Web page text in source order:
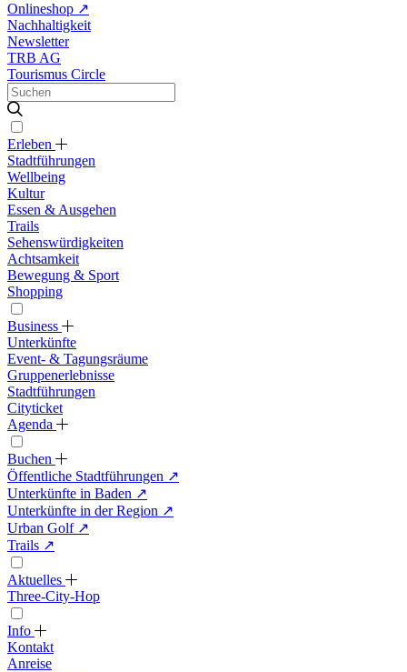
Onlineshop ↗
Nachhaltigkeit
Newsletter
TRB AG
Tourismus Circle
Erleben
Stadtführungen
Wellbeing
Kultur
Essen & Ausgehen
Trails
Sehenswürdigkeiten
Achtsamkeit
Bewegung & Sport
Shopping
Business
Unterkünfte
Event- & Tagungsräume
Gruppenerlebnisse
Stadtführungen
Cityticket
Agenda
Buchen
Öffentliche Stadtführungen ↗
Unterkünfte in Baden ↗
Unterkünfte in der Region ↗
Urban Golf ↗
Trails ↗
Aktuelles
Three-City-Hop
Info
Kontakt
Anreise